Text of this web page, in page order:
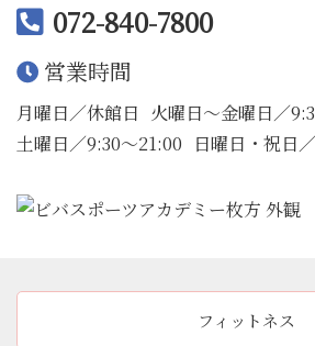
072-840-7800
営業時間
月曜日／休館日 火曜日〜金曜日／
土曜日／9:30〜21:00
日曜日・祝日
フィットネス